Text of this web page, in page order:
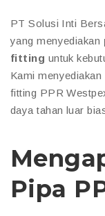
PT Solusi Inti
yang menyediakan
fitting untuk
Kami
fitting PPR
daya tahan luar
Pipa